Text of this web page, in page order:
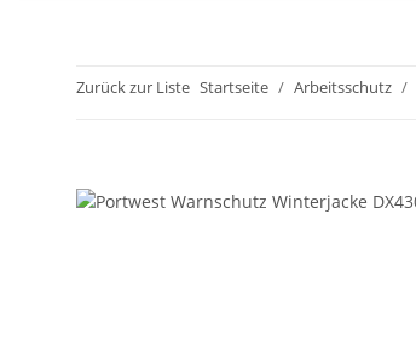
Zurück zur Liste Startseite Arbeitsschutz